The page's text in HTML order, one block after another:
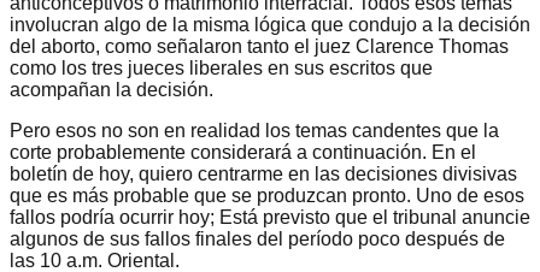
involucran algo de la misma lógica que condujo a la decisión
del aborto, como señalaron tanto el juez Clarence Thomas
como los tres jueces liberales en sus escritos que
acompañan la decisión.
Pero esos no son en realidad los temas candentes que la
corte probablemente considerará a continuación. En el
boletín de hoy, quiero centrarme en las decisiones divisivas
que es más probable que se produzcan pronto. Uno de esos
fallos podría ocurrir hoy; Está previsto que el tribunal anuncie
algunos de sus fallos finales del período poco después de
las 10 a.m. Oriental.